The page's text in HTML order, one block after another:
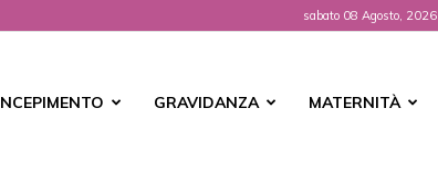
sabato 08 Agosto, 2026
GRAVIDANZA MATERNITÀ